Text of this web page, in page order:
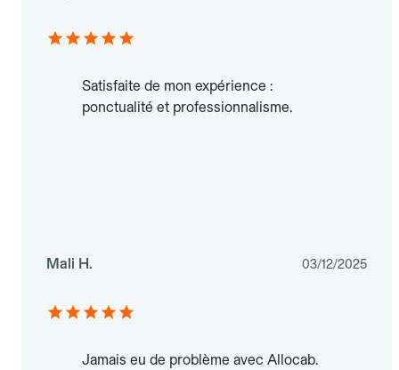
Satisfaite de mon expérience :
ponctualité et professionnalisme.
Mali H. 03/12/2025
Jamais eu de problème avec Allocab.